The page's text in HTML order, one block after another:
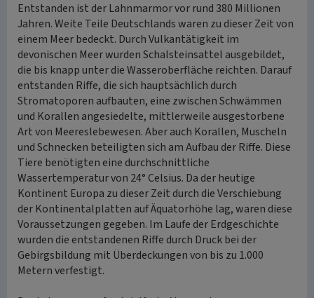
Entstanden ist der Lahnmarmor vor rund 380 Millionen
Jahren. Weite Teile Deutschlands waren zu dieser Zeit von
einem Meer bedeckt. Durch Vulkantätigkeit im
devonischen Meer wurden Schalsteinsattel ausgebildet,
die bis knapp unter die Wasseroberfläche reichten. Darauf
entstanden Riffe, die sich hauptsächlich durch
Stromatoporen aufbauten, eine zwischen Schwämmen
und Korallen angesiedelte, mittlerweile ausgestorbene
Art von Meereslebewesen. Aber auch Korallen, Muscheln
und Schnecken beteiligten sich am Aufbau der Riffe. Diese
Tiere benötigten eine durchschnittliche
Wassertemperatur von 24° Celsius. Da der heutige
Kontinent Europa zu dieser Zeit durch die Verschiebung
der Kontinentalplatten auf Äquatorhöhe lag, waren diese
Voraussetzungen gegeben. Im Laufe der Erdgeschichte
wurden die entstandenen Riffe durch Druck bei der
Gebirgsbildung mit Überdeckungen von bis zu 1.000
Metern verfestigt.